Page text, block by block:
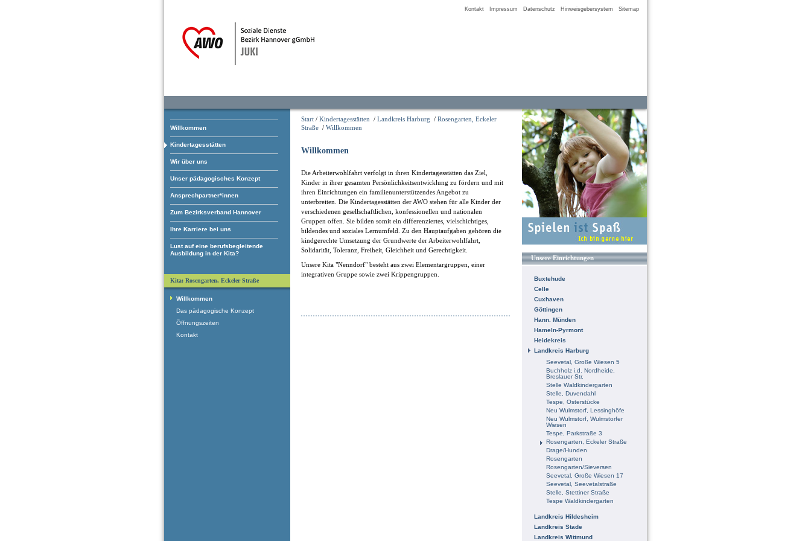
Kontakt Impressum Datenschutz Hinweisgebersystem Sitemap
Willkommen
Kindertagesstätten
Wir über uns
Unser pädagogisches Konzept
Ansprechpartner*innen
Zum Bezirksverband Hannover
Ihre Karriere bei uns
Lust auf eine berufsbegleitende
Ausbildung in der Kita?
Start / Kindertagesstätten / Landkreis Harburg / Rosengarten, Eckeler
Straße / Willkommen
Willkommen
Die Arbeiterwohlfahrt verfolgt in ihren Kindertagesstätten das Ziel,
Kinder in ihrer gesamten Persönlichkeitsentwicklung zu fördern und mit
ihren Einrichtungen ein familienunterstützendes Angebot zu
unterbreiten. Die Kindertagesstätten der AWO stehen für alle Kinder der
verschiedenen gesellschaftlichen, konfessionellen und nationalen
Gruppen offen. Sie bilden somit ein differenziertes, vielschichtiges,
bildendes und soziales Lernumfeld. Zu den Hauptaufgaben gehören die
kindgerechte Umsetzung der Grundwerte der Arbeiterwohlfahrt,
Solidarität, Toleranz, Freiheit, Gleichheit und Gerechtigkeit.
Unsere Kita "Nenndorf" besteht aus zwei Elementargruppen, einer
integrativen Gruppe sowie zwei Krippengruppen.
Unsere Einrichtungen
Buxtehude
Celle
Cuxhaven
Göttingen
Hann. Münden
Hameln-Pyrmont
Heidekreis
Landkreis Harburg
Seevetal, Große Wiesen 5
Buchholz i.d. Nordheide,
Breslauer Str.
Stelle Waldkindergarten
Stelle, Duvendahl
Tespe, Osterstücke
Neu Wulmstorf, Lessinghöfe
Neu Wulmstorf, Wulmstorfer
Wiesen
Tespe, Parkstraße 3
Rosengarten, Eckeler Straße
Drage/Hunden
Rosengarten
Rosengarten/Sieversen
Seevetal, Große Wiesen 17
Seevetal, Seevetalstraße
Stelle, Stettiner Straße
Tespe Waldkindergarten
Landkreis Hildesheim
Landkreis Stade
Landkreis Wittmund
Kita: Rosengarten, Eckeler Straße
Willkommen
Das pädagogische Konzept
Öffnungszeiten
Kontakt